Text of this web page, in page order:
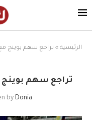
الرئيسية » تراجع سهم بوينج مع
تراجع سهم بوينج
by Donia